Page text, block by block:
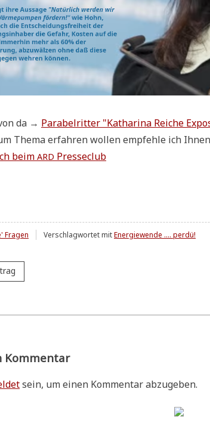
da → Para­bel­rit­ter "Katha­ri­na Rei­che
The­ma erfah­ren wol­len emp­feh­le ich
beim ARD Presseclub
Fragen Verschlagwortet mitEnergiewende .... perdü!
Kommentar
sein, um einen Kommentar abzugeben.